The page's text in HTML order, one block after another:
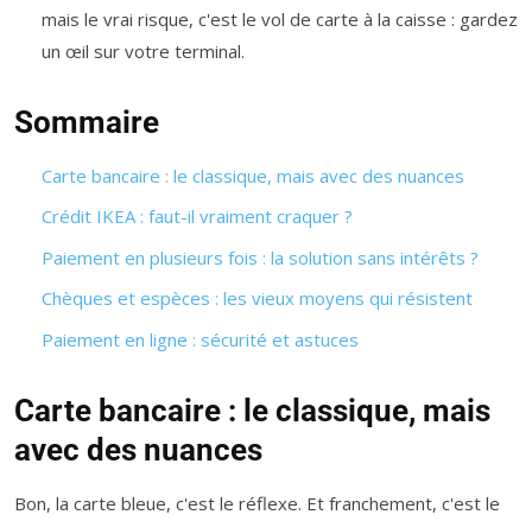
mais le vrai risque, c'est le vol de carte à la caisse : gardez
un œil sur votre terminal.
Sommaire
Carte bancaire : le classique, mais avec des nuances
Crédit IKEA : faut-il vraiment craquer ?
Paiement en plusieurs fois : la solution sans intérêts ?
Chèques et espèces : les vieux moyens qui résistent
Paiement en ligne : sécurité et astuces
Carte bancaire : le classique, mais
avec des nuances
Bon, la carte bleue, c'est le réflexe. Et franchement, c'est le